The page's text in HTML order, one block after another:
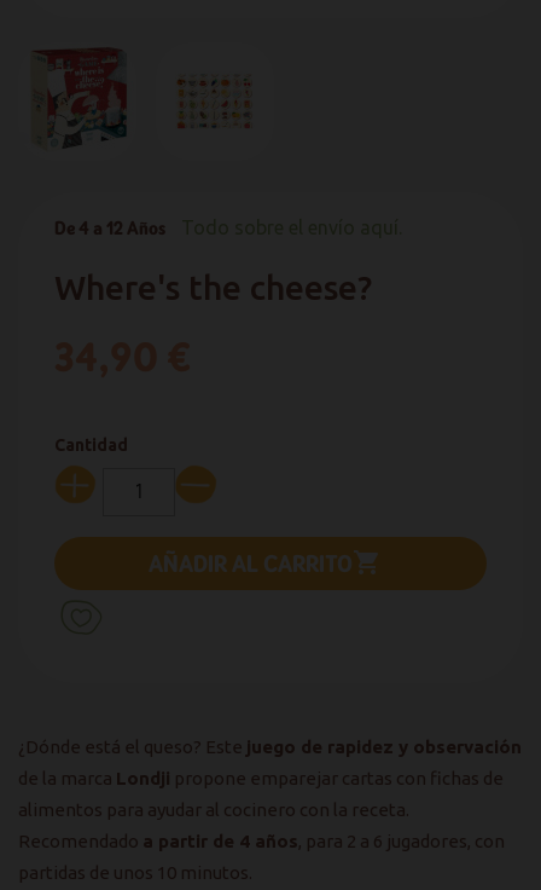
De 4 a 12 Años
Where's the cheese?
Cantidad

AÑADIR AL CARRITO
¿Dónde está el queso? Este juego de rapidez y observación
de la marca Londji propone emparejar cartas con fichas de
alimentos para ayudar al cocinero con la receta.
Recomendado a partir de 4 años, para 2 a 6 jugadores, con
partidas de unos 10 minutos.